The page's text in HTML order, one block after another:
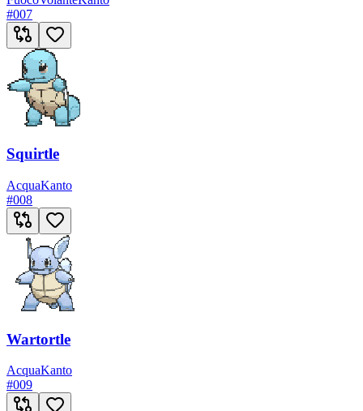
#007
Squirtle
AcquaKanto
#008
Wartortle
AcquaKanto
#009